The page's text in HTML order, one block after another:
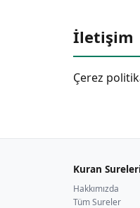
İletişim
Çerez
Kuran Sureleri
Hakkımızda
Tüm Sureler